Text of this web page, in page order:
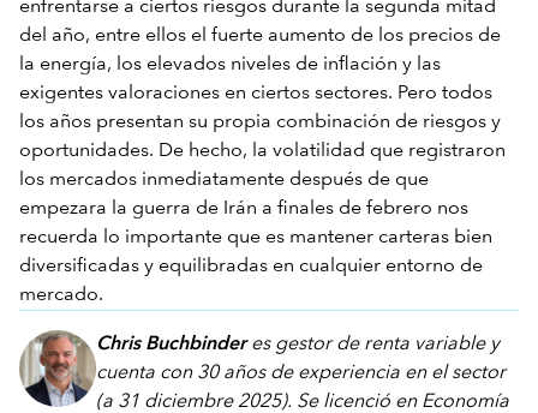
enfrentarse a ciertos riesgos durante la segunda mitad
del año, entre ellos el fuerte aumento de los precios de
la energía, los elevados niveles de inflación y las
exigentes valoraciones en ciertos sectores. Pero todos
los años presentan su propia combinación de riesgos y
oportunidades. De hecho, la volatilidad que registraron
los mercados inmediatamente después de que
empezara la guerra de Irán a finales de febrero nos
recuerda lo importante que es mantener carteras bien
diversificadas y equilibradas en cualquier entorno de
mercado.
Chris Buchbinderes gestor de renta variable y
cuenta con 30 años de experiencia en el sector
(a 31 diciembre 2025). Se licenció en Economía